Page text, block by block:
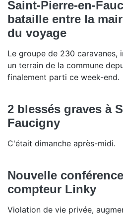
Saint-Pierre-en-
bataille entre la
du voyage
Le groupe de 230 caravanes,
un terrain de la commune
finalement parti ce week-end.
2 blessés graves à
Faucigny
C'était dimanche après-midi.
Nouvelle
compteur Linky
Violation de vie privée,